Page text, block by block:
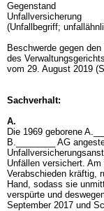
Gegenstand
Unfallversicherung
(Unfallbegriff;
Beschwerde gegen
des
vom 29. August 2019
Sachverhalt:
A.
Die 1969 geborene
B.________ AG
Unfällen versichert.
Verabschieden kräftig,
Hand, sodass sie
verspürte und
September 2017 und